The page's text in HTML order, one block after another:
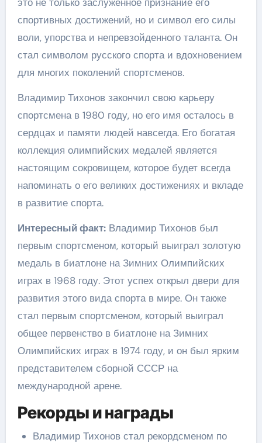
спортивных достижений, но и символ его силы
воли, упорства и непревзойденного таланта. Он
стал символом русского спорта и вдохновением
для многих поколений спортсменов.
Владимир Тихонов закончил свою карьеру
спортсмена в 1980 году, но его имя осталось в
сердцах и памяти людей навсегда. Его богатая
коллекция олимпийских медалей является
настоящим сокровищем, которое будет всегда
напоминать о его великих достижениях и вкладе
в развитие спорта.
Интересный факт:Владимир Тихонов был
первым спортсменом, который выиграл золотую
медаль в биатлоне на Зимних Олимпийских
играх в 1968 году. Этот успех открыл двери для
развития этого вида спорта в мире. Он также
стал первым спортсменом, который выиграл
общее первенство в биатлоне на Зимних
Олимпийских играх в 1974 году, и он был ярким
представителем сборной СССР на
международной арене.
Рекорды и награды
Владимир Тихонов стал рекордсменом по